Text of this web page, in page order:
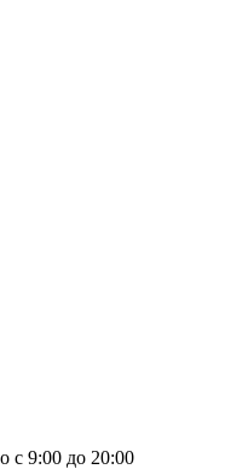
с 9:00 до 20:00